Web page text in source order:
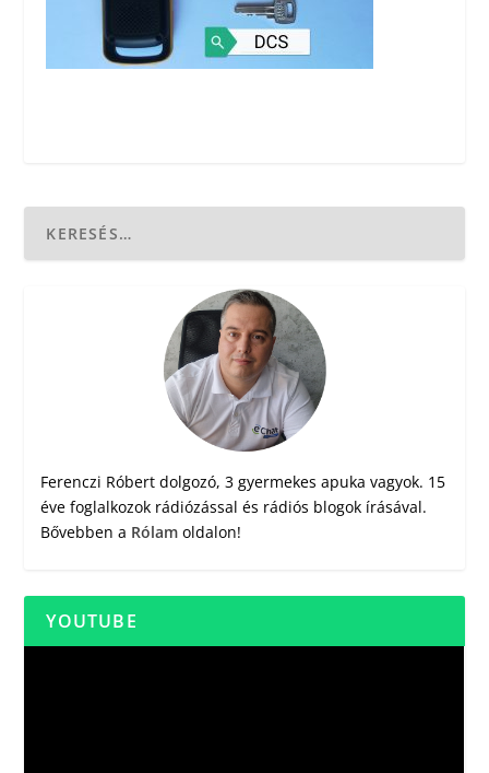
Ferenczi Róbert dolgozó, 3 gyermekes apuka vagyok. 15
éve foglalkozok rádiózással és rádiós blogok írásával.
Bővebben a Rólam oldalon!
YOUTUBE